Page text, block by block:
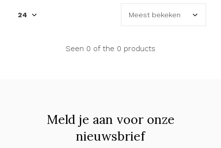
Seen 0 of the 0 products
Meld je aan voor onze
nieuwsbrief